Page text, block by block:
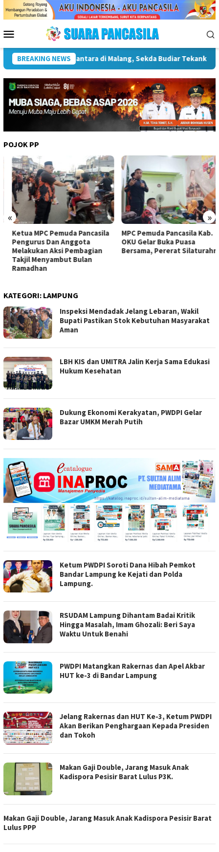
Menu
Mobile
BREAKING NEWS
Infrastruktur Kebudayaan Wakil Wali Kota Lepas
POJOK PP
« »
Ketua MPC Pemuda Pancasila
Pengurus Dan Anggota
Melakukan Aksi Pembagian
Takjil Menyambut Bulan
Ramadhan
MPC Pemuda Pancasila Kab.
OKU Gelar Buka Puasa
Bersama, Pererat Silaturahmi
KATEGORI: LAMPUNG
Inspeksi Mendadak Jelang Lebaran, Wakil
Bupati Pastikan Stok Kebutuhan Masyarakat
Aman
LBH KIS dan UMITRA Jalin Kerja Sama Edukasi
Hukum Kesehatan
Dukung Ekonomi Kerakyatan, PWDPI Gelar
Bazar UMKM Merah Putih
Ketum PWDPI Soroti Dana Hibah Pemkot
Bandar Lampung ke Kejati dan Polda
Lampung.
RSUDAM Lampung Dihantam Badai Kritik
Hingga Masalah, Imam Ghozali: Beri Saya
Waktu Untuk Benahi
PWDPI Matangkan Rakernas dan Apel Akbar
HUT ke-3 di Bandar Lampung
Jelang Rakernas dan HUT Ke-3, Ketum PWDPI
Akan Berikan Penghargaan Kepada Presiden
dan Tokoh
Makan Gaji Double, Jarang Masuk Anak
Kadispora Pesisir Barat Lulus P3K.
Makan Gaji Double, Jarang Masuk Anak Kadispora Pesisir Barat
Lulus PPP